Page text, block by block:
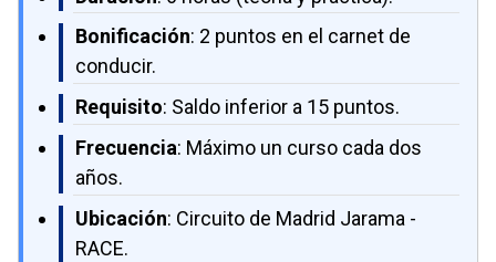
Bonificación: 2 puntos en el carnet de
conducir.
Requisito: Saldo inferior a 15 puntos.
Frecuencia: Máximo un curso cada dos
años.
Ubicación: Circuito de Madrid Jarama -
RACE.